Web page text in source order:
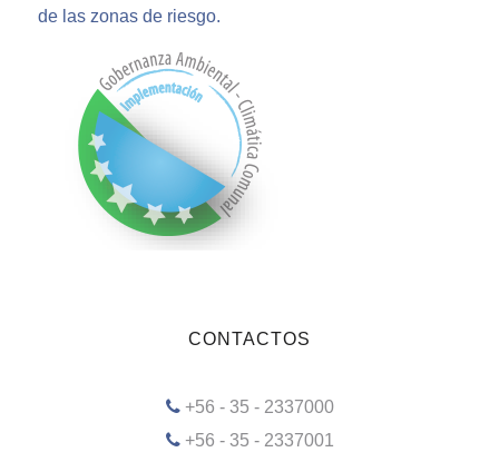
de las zonas de riesgo.
CONTACTOS
+56 - 35 - 2337000
+56 - 35 - 2337001